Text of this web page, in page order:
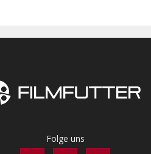
Folge uns